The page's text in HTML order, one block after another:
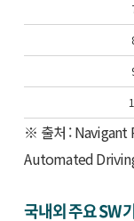
※ 출처 : Navigant
Automated
국내외 주요 SW